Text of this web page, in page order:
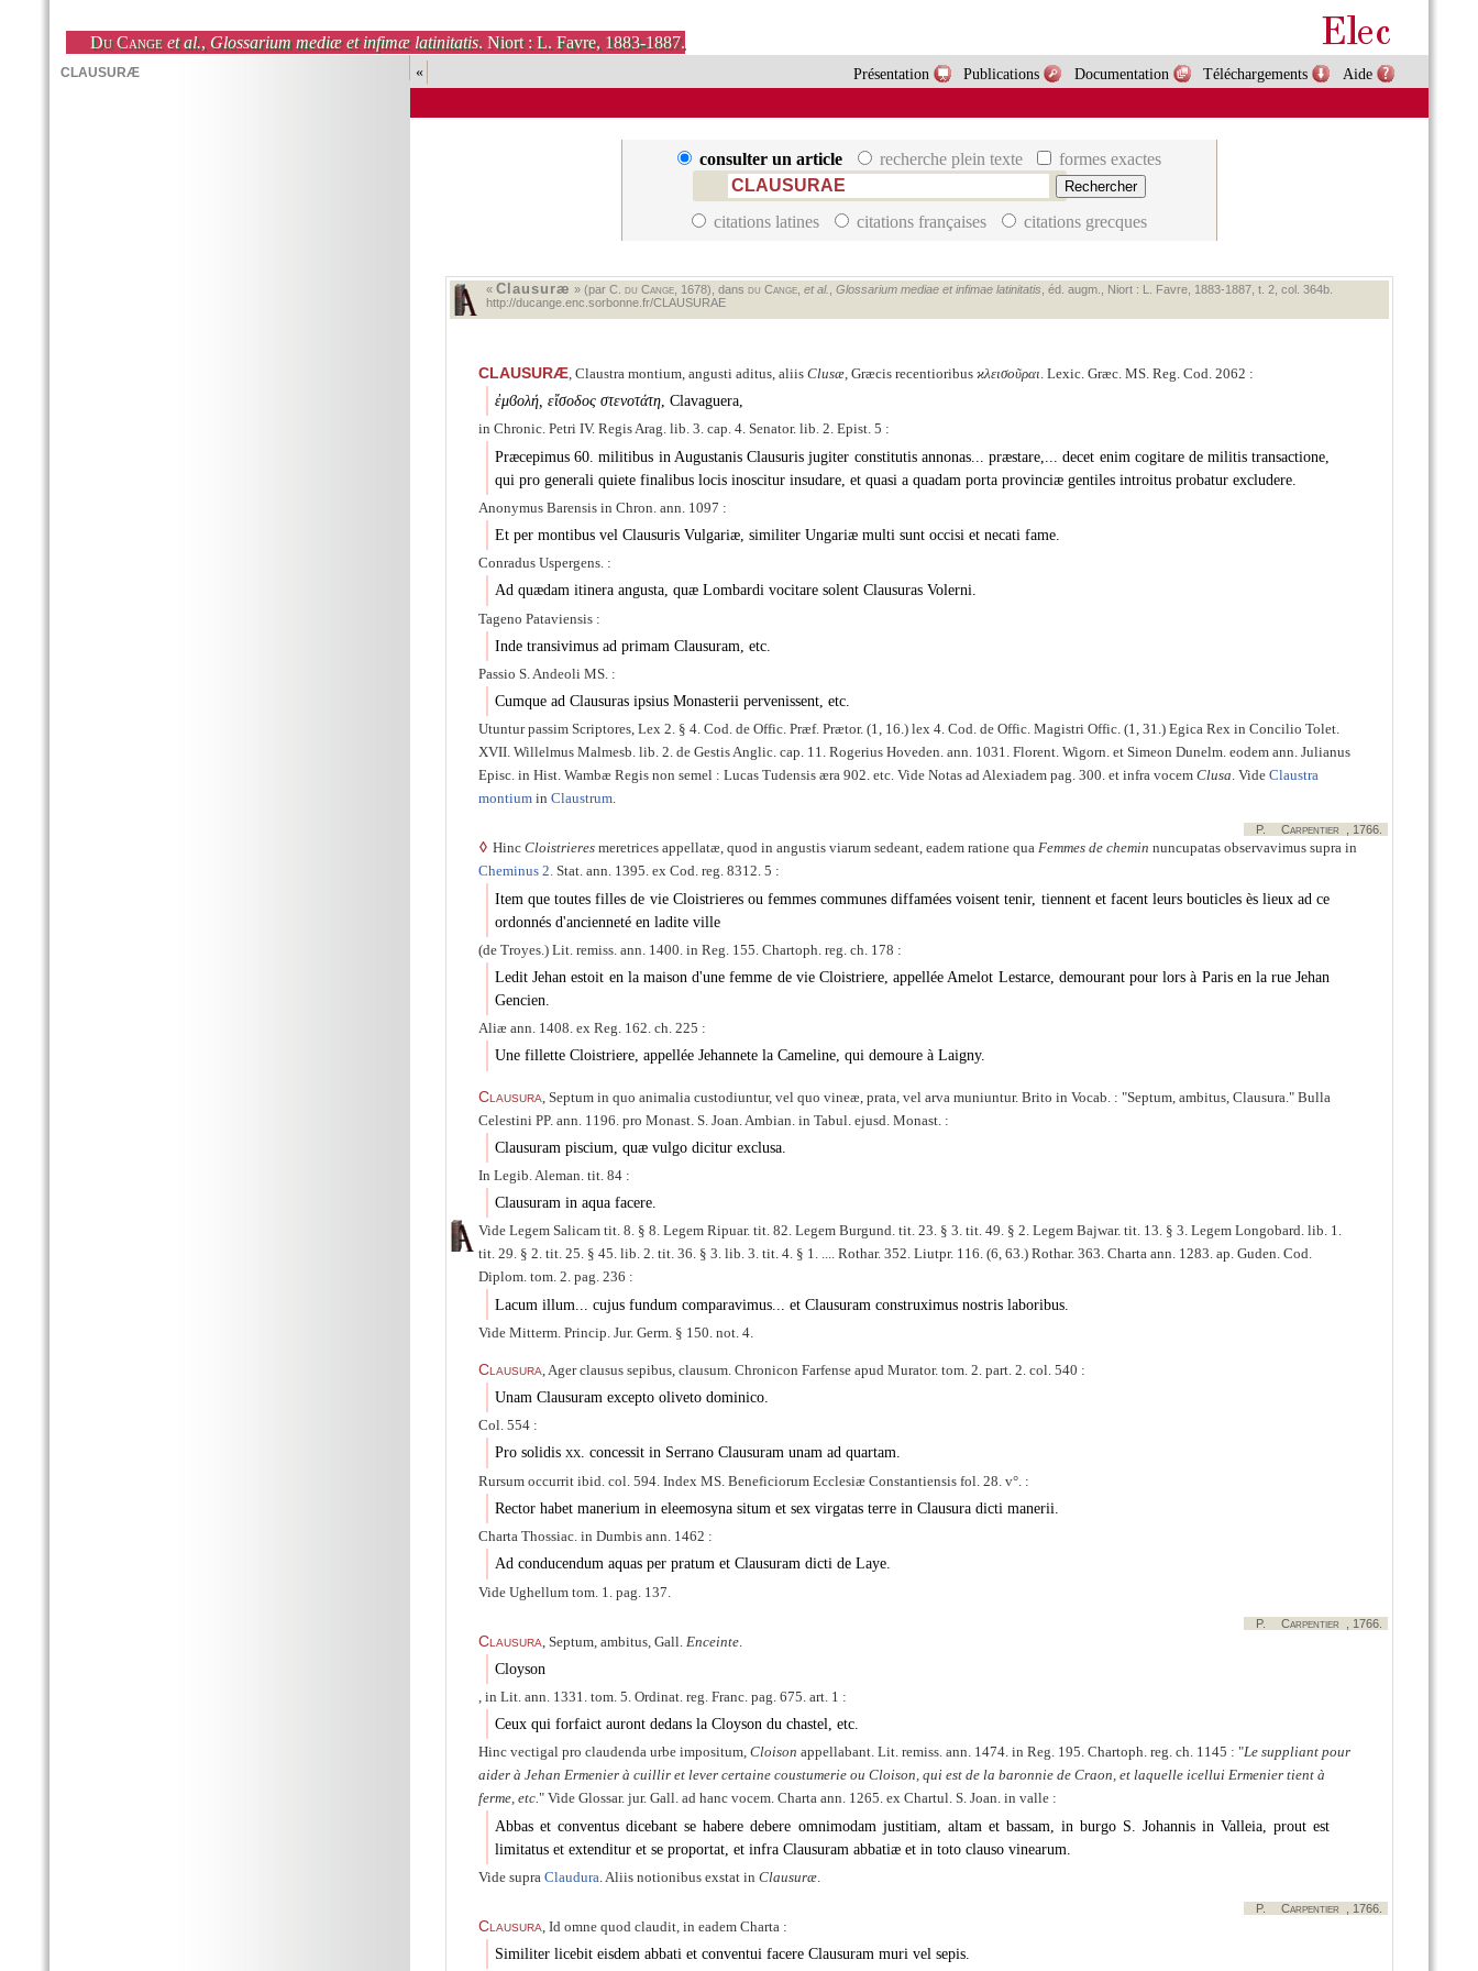
Du Cange et al., Glossarium mediæ et infimæ latinitatis. Niort : L. Favre, 1883-1887.
« Aide
Téléchargements
Documentation
Publications
Présentation
consulter un article recherche plein texte formes exactes
citations latines citations françaises citations grecques
« Clausuræ » (par C. du Cange, 1678), dans du Cange, et al. Glossarium mediae et infimae latinitatis , éd. augm., Niort : L. Favre, 1883‑1887, t. 2, col. 364b.
http://ducange.enc.sorbonne.fr/CLAUSURAE
CLAUSURÆ, Claustra montium, angusti aditus, aliis Clusæ, Græcis recentioribus ϰλεισοῦραι. Lexic. Græc. MS. Reg. Cod. 2062 :
ἐμϐολή, εἴσοδος στενοτάτη, Clavaguera,
in Chronic. Petri IV. Regis Arag. lib. 3. cap. 4. Senator. lib. 2. Epist. 5 :
Præcepimus 60. militibus in Augustanis Clausuris jugiter constitutis annonas... præstare,... decet enim cogitare de militis transactione,
qui pro generali quiete finalibus locis inoscitur insudare, et quasi a quadam porta provinciæ gentiles introitus probatur excludere.
Anonymus Barensis in Chron. ann. 1097 :
Et per montibus vel Clausuris Vulgariæ, similiter Ungariæ multi sunt occisi et necati fame.
Conradus Uspergens. :
Ad quædam itinera angusta, quæ Lombardi vocitare solent Clausuras Volerni.
Tageno Pataviensis :
Inde transivimus ad primam Clausuram, etc.
Passio S. Andeoli MS. :
Cumque ad Clausuras ipsius Monasterii pervenissent, etc.
Utuntur passim Scriptores, Lex 2. § 4. Cod. de Offic. Præf. Prætor. (1, 16.) lex 4. Cod. de Offic. Magistri Offic. (1, 31.) Egica Rex in Concilio Tolet.
XVII. Willelmus Malmesb. lib. 2. de Gestis Anglic. cap. 11. Rogerius Hoveden. ann. 1031. Florent. Wigorn. et Simeon Dunelm. eodem ann. Julianus
Episc. in Hist. Wambæ Regis non semel : Lucas Tudensis æra 902. etc. Vide Notas ad Alexiadem pag. 300. et infra vocem Clusa. Vide Claustra
montiumin Claustrum.
P. Carpentier , 1766.
◊ Hinc Cloistrieresmeretrices appellatæ, quod in angustis viarum sedeant, eadem ratione qua Femmes de chemin nuncupatas observavimus supra in
Cheminus 2.Stat. ann. 1395. ex Cod. reg. 8312. 5 :
Item que toutes filles de vie Cloistrieres ou femmes communes diffamées voisent tenir, tiennent et facent leurs bouticles ès lieux ad ce
ordonnés d'ancienneté en ladite ville
(de Troyes.) Lit. remiss. ann. 1400. in Reg. 155. Chartoph. reg. ch. 178 :
Ledit Jehan estoit en la maison d'une femme de vie Cloistriere, appellée Amelot Lestarce, demourant pour lors à Paris en la rue Jehan
Gencien.
Aliæ ann. 1408. ex Reg. 162. ch. 225 :
Une fillette Cloistriere, appellée Jehannete la Cameline, qui demoure à Laigny.
Clausura , Septum in quo animalia custodiuntur, vel quo vineæ, prata, vel arva muniuntur. Brito in Vocab. : Septum, ambitus, Clausura. Bulla
Celestini PP. ann. 1196. pro Monast. S. Joan. Ambian. in Tabul. ejusd. Monast. :
Clausuram piscium, quæ vulgo dicitur exclusa.
In Legib. Aleman. tit. 84 :
Clausuram in aqua facere.
Vide Legem Salicam tit. 8. § 8. Legem Ripuar. tit. 82. Legem Burgund. tit. 23. § 3. tit. 49. § 2. Legem Bajwar. tit. 13. § 3. Legem Longobard. lib. 1.
tit. 29. § 2. tit. 25. § 45. lib. 2. tit. 36. § 3. lib. 3. tit. 4. § 1. .... Rothar. 352. Liutpr. 116. (6, 63.) Rothar. 363. Charta ann. 1283. ap. Guden. Cod.
Diplom. tom. 2. pag. 236 :
Lacum illum... cujus fundum comparavimus... et Clausuram construximus nostris laboribus.
Vide Mitterm. Princip. Jur. Germ. § 150. not. 4.
Clausura , Ager clausus sepibus, clausum. Chronicon Farfense apud Murator. tom. 2. part. 2. col. 540 :
Unam Clausuram excepto oliveto dominico.
Col. 554 :
Pro solidis xx. concessit in Serrano Clausuram unam ad quartam.
Rursum occurrit ibid. col. 594. Index MS. Beneficiorum Ecclesiæ Constantiensis fol. 28. v°. :
Rector habet manerium in eleemosyna situm et sex virgatas terre in Clausura dicti manerii.
Charta Thossiac. in Dumbis ann. 1462 :
Ad conducendum aquas per pratum et Clausuram dicti de Laye.
Vide Ughellum tom. 1. pag. 137.
P. Carpentier , 1766.
Clausura , Septum, ambitus, Gall. Enceinte.
Cloyson
, in Lit. ann. 1331. tom. 5. Ordinat. reg. Franc. pag. 675. art. 1 :
Ceux qui forfaict auront dedans la Cloyson du chastel, etc.
Hinc vectigal pro claudenda urbe impositum, Cloison appellabant. Lit. remiss. ann. 1474. in Reg. 195. Chartoph. reg. ch. 1145 : Le suppliant pour
aider à Jehan Ermenier à cuillir et lever certaine coustumerie ou Cloison, qui est de la baronnie de Craon, et laquelle icellui Ermenier tient à
ferme, etc. Vide Glossar. jur. Gall. ad hanc vocem. Charta ann. 1265. ex Chartul. S. Joan. in valle :
Abbas et conventus dicebant se habere debere omnimodam justitiam, altam et bassam, in burgo S. Johannis in Valleia, prout est
limitatus et extenditur et se proportat, et infra Clausuram abbatiæ et in toto clauso vinearum.
Vide supra Claudura . Aliis notionibus exstat in Clausuræ.
P. Carpentier , 1766.
Clausura , Id omne quod claudit, in eadem Charta :
Similiter licebit eisdem abbati et conventui facere Clausuram muri vel sepis.